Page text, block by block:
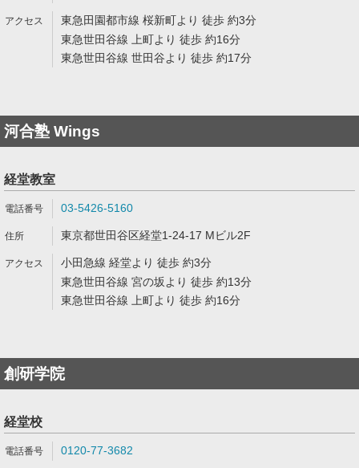
東急田園都市線 桜新町より 徒歩 約3分
東急世田谷線 上町より 徒歩 約16分
東急世田谷線 世田谷より 徒歩 約17分
河合塾 Wings
経堂教室
03-5426-5160
東京都世田谷区経堂1-24-17 Mビル2F
小田急線 経堂より 徒歩 約3分
東急世田谷線 宮の坂より 徒歩 約13分
東急世田谷線 上町より 徒歩 約16分
創研学院
経堂校
0120-77-3682